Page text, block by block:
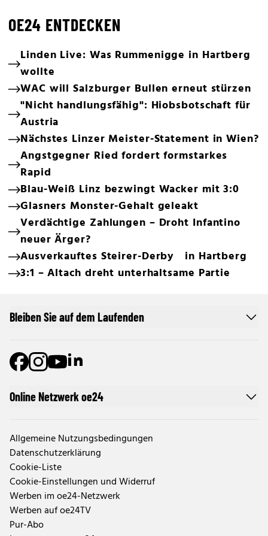
OE24 ENTDECKEN
Linden Live: Was Rummenigge in Hartberg
wollte
WAC will Salzburger Bullen erneut stürzen
"Nicht handlungsfähig": Hiobsbotschaft für
Austria
Nächstes Linzer Meister-Statement in Wien?
Angstgegner Ried fordert formstarkes
Rapid
Blau-Weiß Linz bezwingt Wacker mit 3:0
Glasners Monster-Gehalt geleakt
Verdächtige Zahlungen – Droht Infantino
neuer Ärger?
Ausverkauftes Steirer-Derby in Hartberg
3:1 – Altach dreht unterhaltsame Partie
Online Netzwerk oe24
Allgemeine Nutzungsbedingungen
Datenschutzerklärung
Cookie-Liste
Cookie-Einstellungen und Widerruf
Werben im oe24-Netzwerk
Werben auf oe24TV
Pur-Abo
Bleiben Sie auf dem Laufenden